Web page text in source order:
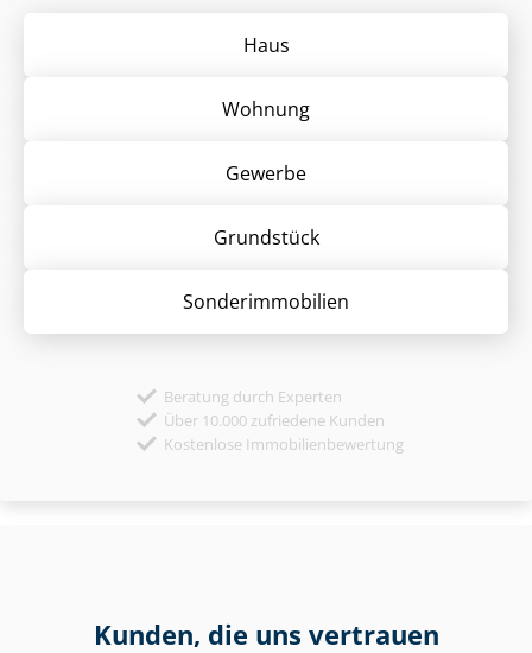
Haus
Wohnung
Gewerbe
Grund­stück
Sonder­immobilien
Beratung durch Experten
Über 10.000 zufriedene Kunden
Kostenlose Immobilienbewertung
Kunden, die uns vertrauen